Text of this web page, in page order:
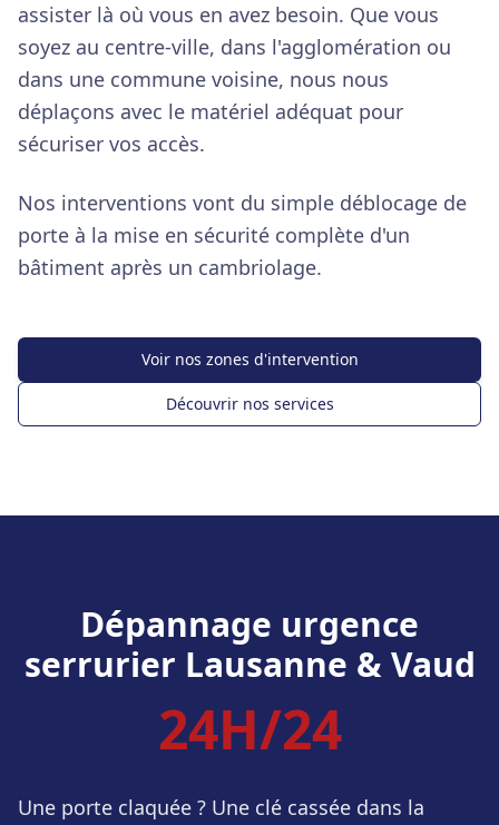
assister là où vous en avez besoin. Que vous
soyez au centre-ville, dans l'agglomération ou
dans une commune voisine, nous nous
déplaçons avec le matériel adéquat pour
sécuriser vos accès.
Nos interventions vont du simple déblocage de
porte à la mise en sécurité complète d'un
bâtiment après un cambriolage.
Voir nos zones d'intervention
Découvrir nos services
Dépannage urgence
serrurier Lausanne & Vaud
24H/24
Une porte claquée ? Une clé cassée dans la